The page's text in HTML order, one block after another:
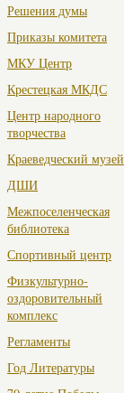
Решения думы
Приказы комитета
МКУ Центр
Крестецкая МКДС
Центр народного
творчества
Краеведческий музей
ДШИ
Межпоселенческая
библиотека
Спортивный центр
Физкультурно-
оздоровительный
комплекс
Регламенты
Год Литературы